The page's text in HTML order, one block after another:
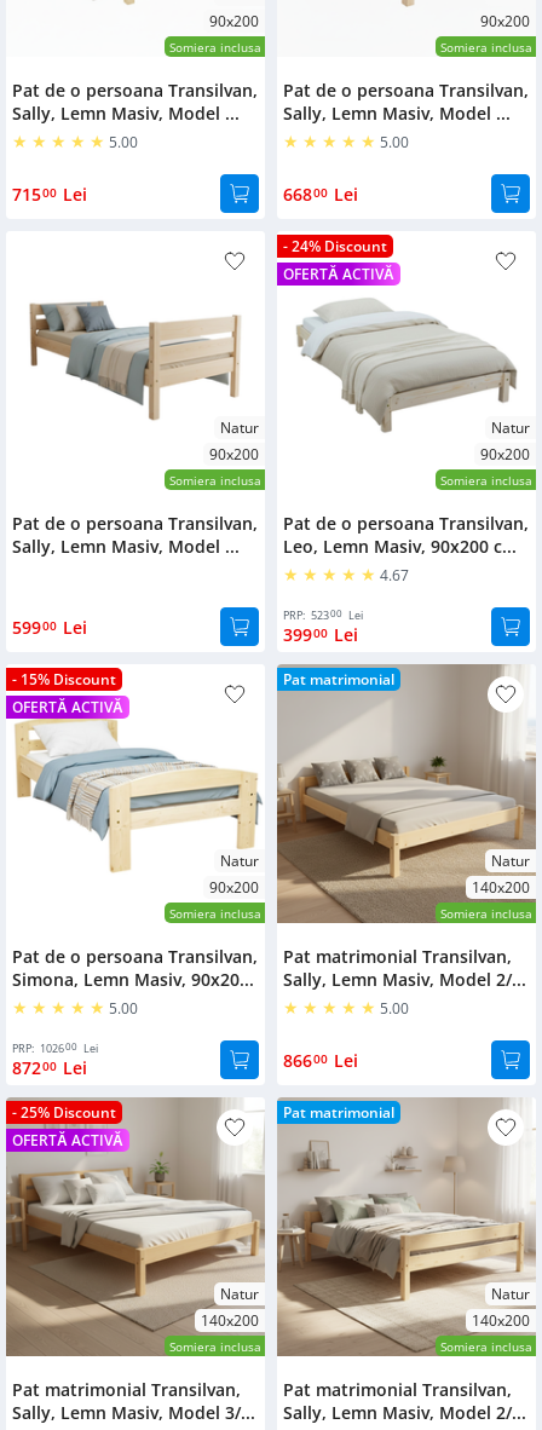
90x200
Somiera inclusa
Pat de o persoana Transilvan,
Sally, Lemn Masiv, Model ...
5.00
71500 Lei
90x200
Somiera inclusa
Pat de o persoana Transilvan,
Sally, Lemn Masiv, Model ...
5.00
66800 Lei
Natur
90x200
Somiera inclusa
Pat de o persoana Transilvan,
Sally, Lemn Masiv, Model ...
59900 Lei
- 24% Discount
OFERTĂ ACTIVĂ
Natur
90x200
Somiera inclusa
Pat de o persoana Transilvan,
Leo, Lemn Masiv, 90x200 c...
4.67
PRP: 52300 Lei
39900 Lei
- 15% Discount
OFERTĂ ACTIVĂ
Natur
90x200
Somiera inclusa
Pat de o persoana Transilvan,
Simona, Lemn Masiv, 90x20...
5.00
PRP: 102600 Lei
87200 Lei
Pat matrimonial
Natur
140x200
Somiera inclusa
Pat matrimonial Transilvan,
Sally, Lemn Masiv, Model 2/...
5.00
86600 Lei
- 25% Discount
OFERTĂ ACTIVĂ
Natur
140x200
Somiera inclusa
Pat matrimonial Transilvan,
Sally, Lemn Masiv, Model 3/...
Pat matrimonial
Natur
140x200
Somiera inclusa
Pat matrimonial Transilvan,
Sally, Lemn Masiv, Model 2/...